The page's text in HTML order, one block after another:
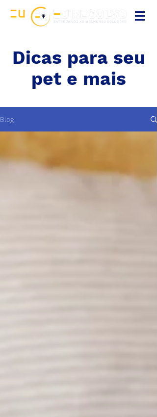
Dicas para seu
pet e mais
Blog